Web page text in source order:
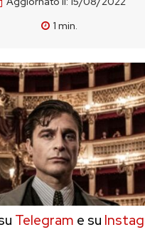
1 min.
Telegram e su